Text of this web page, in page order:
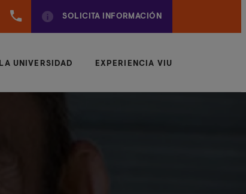
961
SOLICITA INFORMACIÓN
LA UNIVERSIDAD EXPERIENCIA VIU